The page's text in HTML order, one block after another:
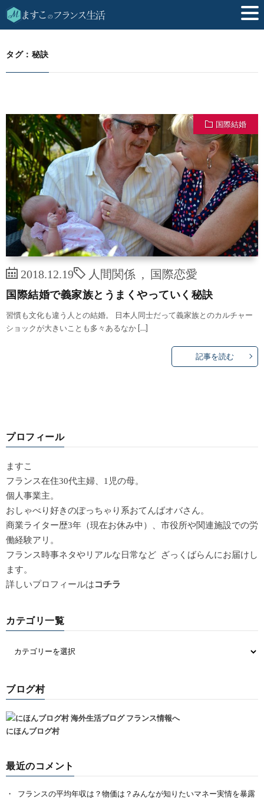
HOME 秘訣
タグ：秘訣
国際結婚
2018.12.19 人間関係 国際恋愛
国際結婚で義家族とうまくやっていく秘訣
習慣も文化も違う人との結婚。 日本人同士だって義家族とのカルチャー
ショックが大きいことも多々あるなか […]
記事を読む
プロフィール
ますこ
フランス在住30代主婦、1児の母。
個人事業主。
おしゃべり好きのぽっちゃり系おてんばオバさん。
商業ライター歴3年（現在お休み中）、市役所や関連施設での労
働経験アリ。
フランス時事ネタやリアルな日常など ざっくばらんにお届けし
ます。
詳しいプロフィールはコチラ
カテゴリ一覧
ブログ村
にほんブログ村
最近のコメント
フランスの平均年収は？物価は？みんなが知りたいマネー実情を暴露